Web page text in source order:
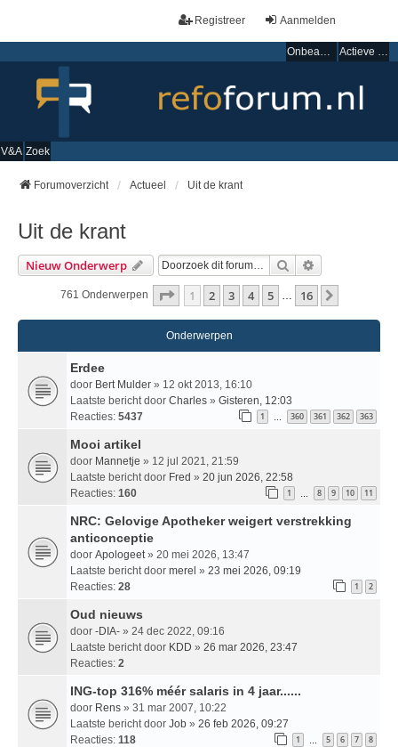
Aanmelden
Registreer
Onbeantwoorde onderwerpen Actieve onderwerpen
V&A Zoek
Forumoverzicht Actueel Uit de krant
Uit de krant
Nieuw Onderwerp Zoek
761 Onderwerpen Pagina Van16
1 2 3 4 5 16
Onderwerpen
Erdee
door Bert Mulder » 12 okt 2013, 16:10
Laatste bericht door Charles » Gisteren, 12:03
Reacties: 5437 1 … 360 361 362 363
Mooi artikel
door Mannetje » 12 jul 2021, 21:59
Laatste bericht door Fred » 20 jun 2026, 22:58
Reacties: 160 1 … 8 9 10 11
NRC: Gelovige Apotheker weigert verstrekking
anticonceptie
door Apologeet » 20 mei 2026, 13:47
Laatste bericht door merel » 23 mei 2026, 09:19
Reacties: 28 1 2
Oud nieuws
door -DIA- » 24 dec 2022, 09:16
Laatste bericht door KDD » 26 mar 2026, 23:47
Reacties: 2
ING-top 316% méér salaris in 4 jaar......
door Rens » 31 mar 2007, 10:22
Laatste bericht door Job » 26 feb 2026, 09:27
Reacties: 118 1 … 5 6 7 8